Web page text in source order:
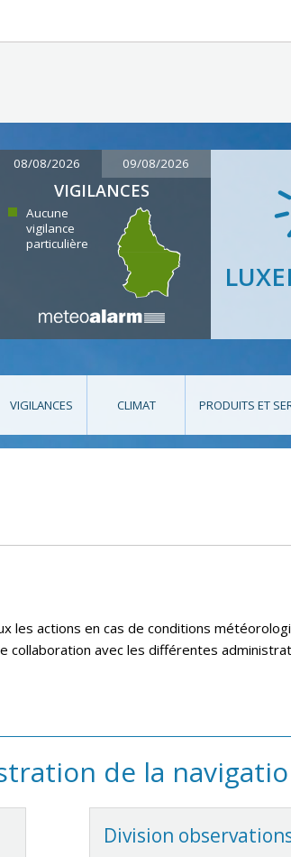
08/08/2026 09/08/2026
VIGILANCES
Aucune
vigilance
particulière
VIGILANCES CLIMAT PRODUITS ET
les actions en cas de conditions
collaboration avec les différentes
de la
Division